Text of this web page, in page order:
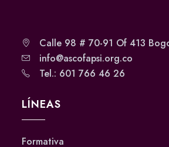
Calle 98 # 70-91 Of 413
info@ascofapsi.org.co
Tel.: 601 766 46 26
LÍNEAS
Formativa